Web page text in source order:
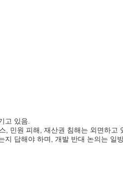
고 있음.
, 민원 피해, 재산권 침해는 외면하고
답해야 하며, 개발 반대 논의는 일